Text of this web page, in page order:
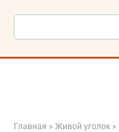
Поиск:
Главная » Живой уголок »